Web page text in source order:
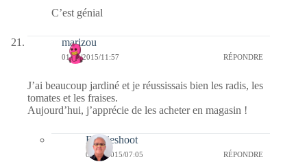
C’est génial
marizou
01/04/2015/11:57 RÉPONDRE
J’ai beaucoup jardiné et je réussissais bien les radis, les
tomates et les fraises.
Aujourd’hui, j’apprécie de les acheter en magasin !
Bernieshoot
04/04/2015/07:05 RÉPONDRE